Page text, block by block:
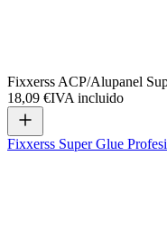
Fixxerss ACP/Alupanel
18,09 €IVA incluido
Fixxerss Super Glue